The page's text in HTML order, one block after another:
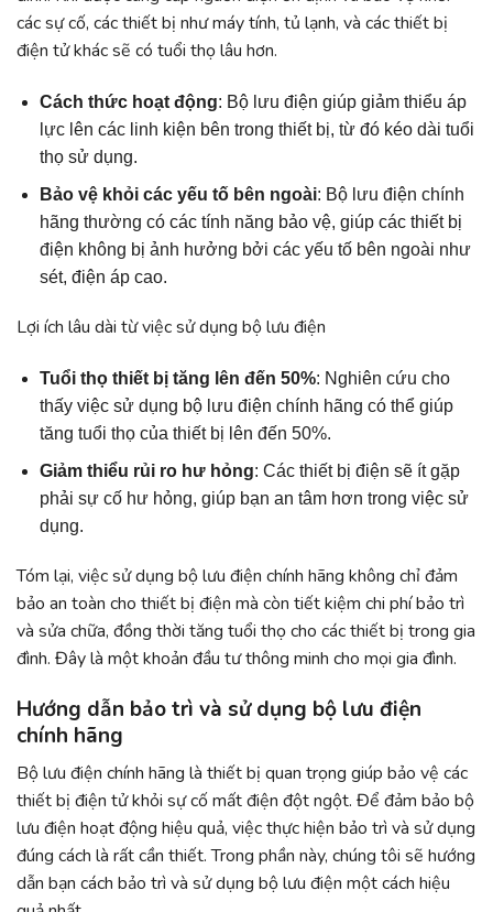
các sự cố, các thiết bị như máy tính, tủ lạnh, và các thiết bị
điện tử khác sẽ có tuổi thọ lâu hơn.
Cách thức hoạt động: Bộ lưu điện giúp giảm thiểu áp
lực lên các linh kiện bên trong thiết bị, từ đó kéo dài tuổi
thọ sử dụng.
Bảo vệ khỏi các yếu tố bên ngoài: Bộ lưu điện chính
hãng thường có các tính năng bảo vệ, giúp các thiết bị
điện không bị ảnh hưởng bởi các yếu tố bên ngoài như
sét, điện áp cao.
Lợi ích lâu dài từ việc sử dụng bộ lưu điện
Tuổi thọ thiết bị tăng lên đến 50%: Nghiên cứu cho
thấy việc sử dụng bộ lưu điện chính hãng có thể giúp
tăng tuổi thọ của thiết bị lên đến 50%.
Giảm thiểu rủi ro hư hỏng: Các thiết bị điện sẽ ít gặp
phải sự cố hư hỏng, giúp bạn an tâm hơn trong việc sử
dụng.
Tóm lại, việc sử dụng bộ lưu điện chính hãng không chỉ đảm
bảo an toàn cho thiết bị điện mà còn tiết kiệm chi phí bảo trì
và sửa chữa, đồng thời tăng tuổi thọ cho các thiết bị trong gia
đình. Đây là một khoản đầu tư thông minh cho mọi gia đình.
Hướng dẫn bảo trì và sử dụng bộ lưu điện
chính hãng
Bộ lưu điện chính hãng là thiết bị quan trọng giúp bảo vệ các
thiết bị điện tử khỏi sự cố mất điện đột ngột. Để đảm bảo bộ
lưu điện hoạt động hiệu quả, việc thực hiện bảo trì và sử dụng
đúng cách là rất cần thiết. Trong phần này, chúng tôi sẽ hướng
dẫn bạn cách bảo trì và sử dụng bộ lưu điện một cách hiệu